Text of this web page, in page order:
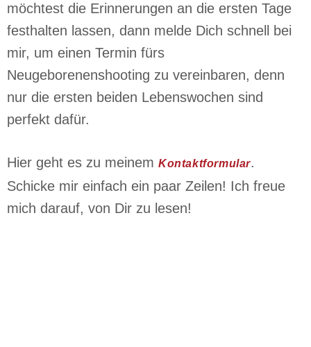
möchtest die Erinnerungen an die ersten Tage
festhalten lassen, dann melde Dich schnell bei
mir, um einen Termin fürs
Neugeborenenshooting zu vereinbaren, denn
nur die ersten beiden Lebenswochen sind
perfekt dafür.
Hier geht es zu meinem Kontaktformular.
Schicke mir einfach ein paar Zeilen! Ich freue
mich darauf, von Dir zu lesen!